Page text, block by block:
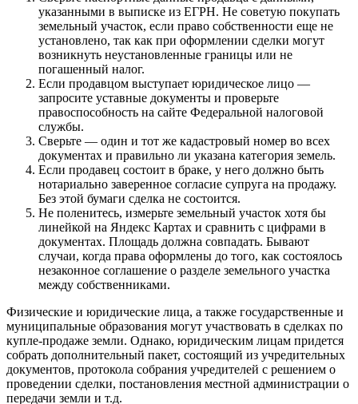
указанными в выписке из ЕГРН. Не советую покупать
земельный участок, если право собственности еще не
установлено, так как при оформлении сделки могут
возникнуть неустановленные границы или не
погашенный налог.
Если продавцом выступает юридическое лицо —
запросите уставные документы и проверьте
правоспособность на сайте Федеральной налоговой
службы.
Сверьте — один и тот же кадастровый номер во всех
документах и правильно ли указана категория земель.
Если продавец состоит в браке, у него должно быть
нотариально заверенное согласие супруга на продажу.
Без этой бумаги сделка не состоится.
Не поленитесь, измерьте земельный участок хотя бы
линейкой на Яндекс Картах и сравнить с цифрами в
документах. Площадь должна совпадать. Бывают
случаи, когда права оформлены до того, как состоялось
незаконное соглашение о разделе земельного участка
между собственниками.
Физические и юридические лица, а также государственные и
муниципальные образования могут участвовать в сделках по
купле-продаже земли. Однако, юридическим лицам придется
собрать дополнительный пакет, состоящий из учредительных
документов, протокола собрания учредителей с решением о
проведении сделки, постановления местной администрации о
передачи земли и т.д.